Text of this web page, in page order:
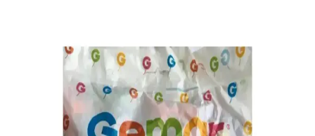
Doldurmalı Patlatmalık Balonlar
50 adet renkli su balonu seti, bahçe ve açık hava etkinlikleri için
ideal, eğlenceli ve ekonomik bir seçenek olup, kullanım sırasında
dikkatli olunmalıdır.
Su Balonu Karşılaştırması: BalonEvi ve Genel